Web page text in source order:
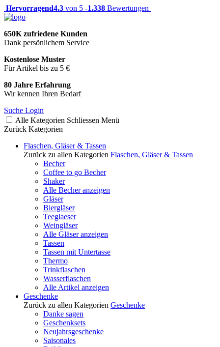
Hervorragend4.3 von 5 -1.338 Bewertungen
650K zufriedene Kunden
Dank persönlichem Service
Kostenlose Muster
Für Artikel bis zu 5 €
80 Jahre Erfahrung
Wir kennen Ihren Bedarf
Suche Login
Alle Kategorien Schliessen Menü
Zurück Kategorien
Flaschen, Gläser & Tassen
Zurück zu allen Kategorien Flaschen, Gläser & Tassen
Becher
Coffee to go Becher
Shaker
Alle Becher anzeigen
Gläser
Biergläser
Teeglaeser
Weingläser
Alle Gläser anzeigen
Tassen
Tassen mit Untertasse
Thermo
Trinkflaschen
Wasserflaschen
Alle Artikel anzeigen
Geschenke
Zurück zu allen Kategorien Geschenke
Danke sagen
Geschenksets
Neujahrsgeschenke
Saisonales